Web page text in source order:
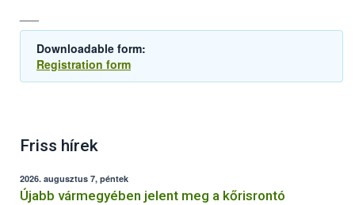
Downloadable form:
Registration form
Friss hírek
2026. augusztus 7, péntek
Újabb vármegyében jelent meg a kőrisrontó